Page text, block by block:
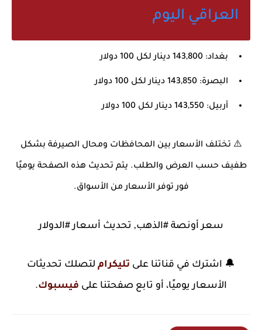
العراقي اليوم
بغداد:
البصرة:
أربيل:
⚠️ تختلف الأسعار بين المحافظات ومحال الصيرفة بشكل
طفيف حسب العرض والطلب. يتم تحديث هذه الصفحة يوميًا
فور توفر الأسعار من الأسواق.
سعر أونصة #الذهب, تحديث أسعار #الدولار
🔔 اشترك في قناتنا على تليكرام لتصلك تحديثات
الأسعار يوميًا، أو تابع صفحتنا على فيسبوك.